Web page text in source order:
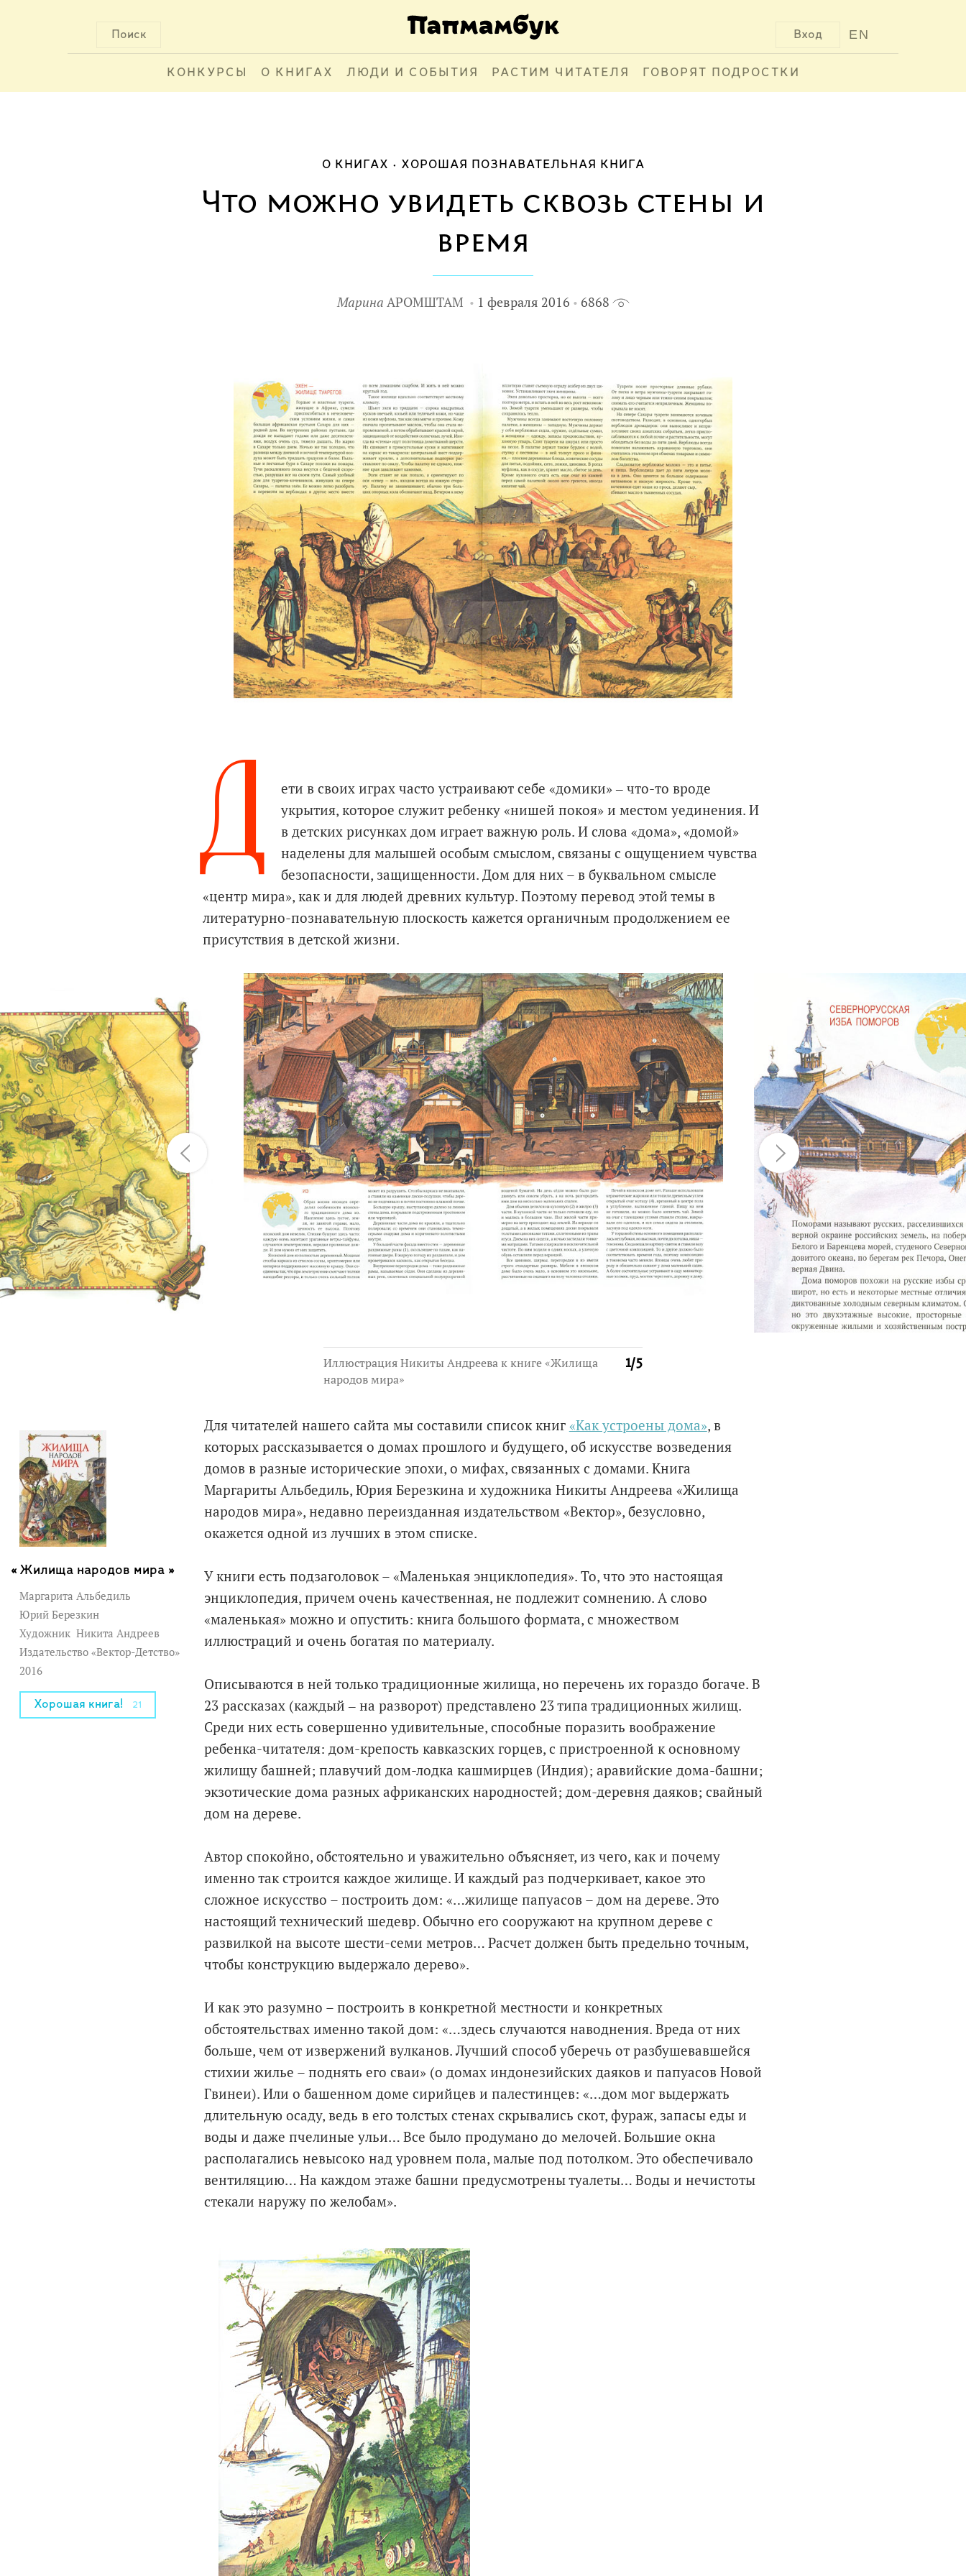
Поиск EN
Вход
КОНКУРСЫ О КНИГАХ ЛЮДИ И СОБЫТИЯ РАСТИМ ЧИТАТЕЛЯ ГОВОРЯТ ПОДРОСТКИ
О КНИГАХ ХОРОШАЯ ПОЗНАВАТЕЛЬНАЯ КНИГА
Что можно увидеть сквозь стены и
время
Марина АРОМШТАМ 1 февраля 2016 6868
Д
ети в своих играх часто устраивают себе «домики» ‒ что-то вроде
укрытия, которое служит ребенку «нишей покоя» и местом уединения. И
в детских рисунках дом играет важную роль. И слова «дома», «домой»
наделены для малышей особым смыслом, связаны с ощущением чувства
безопасности, защищенности. Дом для них – в буквальном смысле
«центр мира», как и для людей древних культур. Поэтому перевод этой темы в
литературно-познавательную плоскость кажется органичным продолжением ее
присутствия в детской жизни.
1/5
Иллюстрация Никиты Андреева к книге «Жилища
народов мира»
Жилища народов мира »
Маргарита Альбедиль
Юрий Березкин
Художник Никита Андреев
Издательство «Вектор-Детство»
2016
Хорошая книга! 21
Для читателей нашего сайта мы составили список книг «Как устроены дома», в
которых рассказывается о домах прошлого и будущего, об искусстве возведения
домов в разные исторические эпохи, о мифах, связанных с домами. Книга
Маргариты Альбедиль, Юрия Березкина и художника Никиты Андреева «Жилища
народов мира», недавно переизданная издательством «Вектор», безусловно,
окажется одной из лучших в этом списке.
У книги есть подзаголовок – «Маленькая энциклопедия». То, что это настоящая
энциклопедия, причем очень качественная, не подлежит сомнению. А слово
«маленькая» можно и опустить: книга большого формата, с множеством
иллюстраций и очень богатая по материалу.
Описываются в ней только традиционные жилища, но перечень их гораздо богаче. В
23 рассказах (каждый ‒ на разворот) представлено 23 типа традиционных жилищ.
Среди них есть совершенно удивительные, способные поразить воображение
ребенка-читателя: дом-крепость кавказских горцев, с пристроенной к основному
жилищу башней; плавучий дом-лодка кашмирцев (Индия); аравийские дома-башни;
экзотические дома разных африканских народностей; дом-деревня даяков; свайный
дом на дереве.
Автор спокойно, обстоятельно и уважительно объясняет, из чего, как и почему
именно так строится каждое жилище. И каждый раз подчеркивает, какое это
сложное искусство – построить дом: «…жилище папуасов – дом на дереве. Это
настоящий технический шедевр. Обычно его сооружают на крупном дереве с
развилкой на высоте шести-семи метров… Расчет должен быть предельно точным,
чтобы конструкцию выдержало дерево».
И как это разумно – построить в конкретной местности и конкретных
обстоятельствах именно такой дом: «…здесь случаются наводнения. Вреда от них
больше, чем от извержений вулканов. Лучший способ уберечь от разбушевавшейся
стихии жилье – поднять его сваи» (о домах индонезийских даяков и папуасов Новой
Гвинеи). Или о башенном доме сирийцев и палестинцев: «…дом мог выдержать
длительную осаду, ведь в его толстых стенах скрывались скот, фураж, запасы еды и
воды и даже пчелиные ульи… Все было продумано до мелочей. Большие окна
располагались невысоко над уровнем пола, малые под потолком. Это обеспечивало
вентиляцию… На каждом этаже башни предусмотрены туалеты… Воды и нечистоты
стекали наружу по желобам».